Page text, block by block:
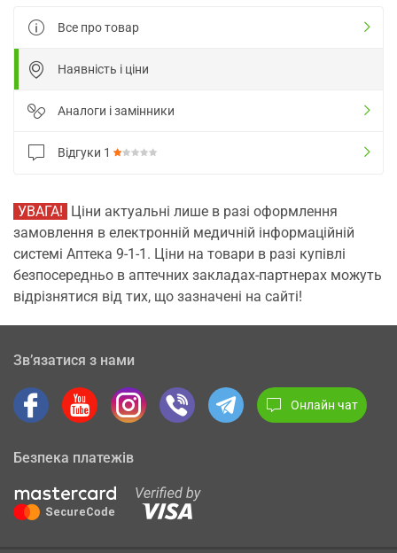
Все про товар
Наявність і ціни
Аналоги і замінники
Відгуки 1
УВАГА! Ціни актуальні лише в разі оформлення
замовлення в електронній медичній інформаційній
системі Аптека 9-1-1. Ціни на товари в разі купівлі
безпосередньо в аптечних закладах-партнерах можуть
відрізнятися від тих, що зазначені на сайті!
Зв’язатися з нами
Онлайн чат
Безпека платежів